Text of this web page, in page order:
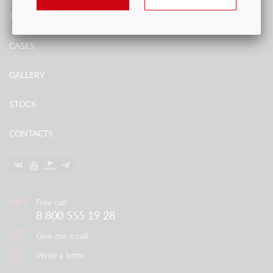
SERVICES
CASES
GALLERY
STOCK
CONTACTS
Free call
8 800 555 19 28
Give me a call
Write a letter